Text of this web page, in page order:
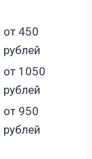
от 450
рублей
от 1050
рублей
от 950
рублей